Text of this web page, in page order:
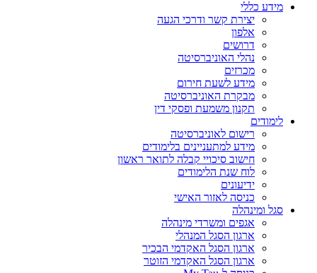
מידע כללי
יצירת קשר ודרכי הגעה
אלפון
דרושים
נהלי האוניברסיטה
מכרזים
מידע לשעת חירום
מבקרת האוניברסיטה
תקנון משמעת ופסקי דין
לימודים
רישום לאוניברסיטה
מידע למתעניינים בלימודים
חישוב סיכויי קבלה לתואר ראשון
לוח שנת הלימודים
ידיעונים
כניסה לאזור האישי
סגל ומינהלה
אגפים ומשרדי מינהלה
ארגון הסגל המנהלי
ארגון הסגל האקדמי הבכיר
ארגון הסגל האקדמי הזוטר